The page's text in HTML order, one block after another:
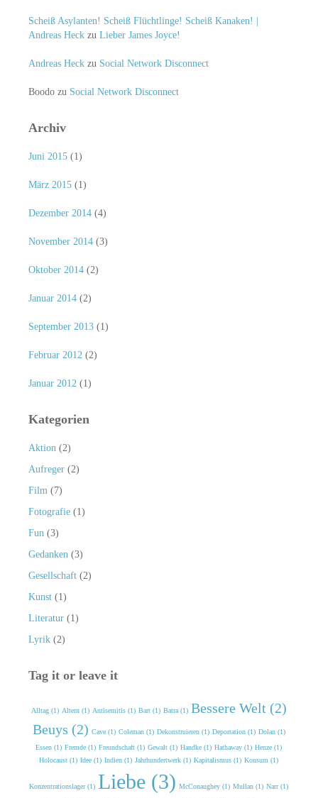
Scheiß Asylanten! Scheiß Flüchtlinge! Scheiß Kanaken! |
Andreas Heckzu Lieber James Joyce!
Andreas Heckzu Social Network Disconnect
Boodozu Social Network Disconnect
Archiv
Juni 2015(1)
März 2015(1)
Dezember 2014(4)
November 2014(3)
Oktober 2014(2)
Januar 2014(2)
September 2013(1)
Februar 2012 (2)
Januar 2012 (1)
Kategorien
Aktion (2)
Aufreger(2)
Film (7)
Fotografie(1)
Fun (3)
Gedanken (3)
Gesellschaft(2)
Kunst(1)
Literatur(1)
Lyrik(2)
Tag it or leave it
Alltag (1) Altern (1) Antisemitis (1) Bart (1) Batra (1) Bessere Welt (2)
Beuys (2) Cave (1) Coleman (1) Dekonstruieren (1) Deportation (1) Dolan (1)
Essen (1) Fremde (1) Freundschaft (1) Gewalt (1) Handke (1) Hathaway (1) Henze (1)
Holocaust (1) Idee (1) Indien (1) Jahrhundertwerk (1) Kapitalismus (1) Konsum (1)
Konzentrationslager (1) Liebe (3) McConaughey (1) Mullan (1) Narr (1)